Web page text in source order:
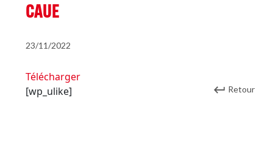
CAUE
23/11/2022
Télécharger
[wp_ulike]
Retour